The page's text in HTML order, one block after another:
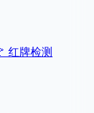
红牌检测